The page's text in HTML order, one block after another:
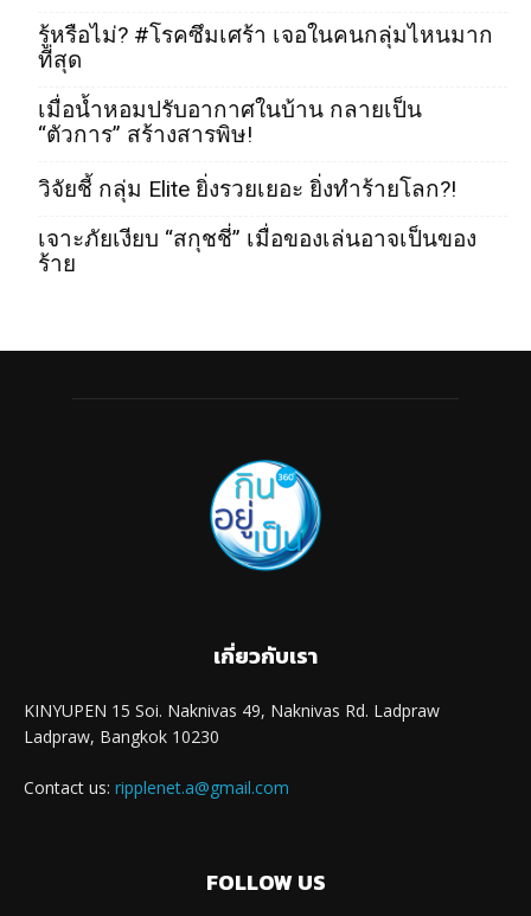
รู้หรือไม่? #โรคซึมเศร้า เจอในคนกลุ่มไหนมาก
ที่สุด
เมื่อน้ำหอมปรับอากาศในบ้าน กลายเป็น
“ตัวการ” สร้างสารพิษ!
วิจัยชี้ กลุ่ม Elite ยิ่งรวยเยอะ ยิ่งทำร้ายโลก?!
เจาะภัยเงียบ “สกุชชี่” เมื่อของเล่นอาจเป็นของ
ร้าย
เกี่ยวกับเรา
KINYUPEN 15 Soi. Naknivas 49, Naknivas Rd. Ladpraw
Ladpraw, Bangkok 10230
Contact us: ripplenet.a@gmail.com
FOLLOW US